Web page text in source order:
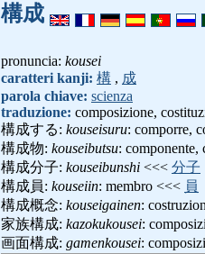
構成
pronuncia: kousei
caratteri kanji: 構 , 成
parola chiave: scienza
traduzione: composizione,
構成する: kouseisuru: comporre,
構成物: kouseibutsu: componente,
構成分子: kouseibunshi <<< 分子
構成員: kouseiin: membro <<< 員
構成概念: kouseigainen:
家族構成: kazokukousei:
画面構成: gamenkousei: